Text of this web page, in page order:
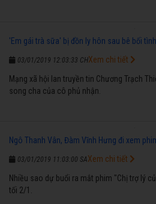
'Em gái trà sữa' bị đồn ly hôn sau bê bối
03/01/2019 12:03:33 CH
Mạng xã hội lan truyền tin Chương Trạch
song cha của cô phủ nhận.
Xem chi tiết
Ngô Thanh Vân, Đàm Vĩnh Hưng đi xem
03/01/2019 11:03:00 SA
Nhiều sao dự buổi ra mắt phim "Chị trợ lý
tối 2/1.
Xem chi tiết